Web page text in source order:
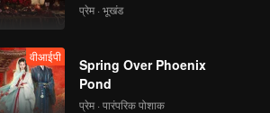
प्रेम · भूखंड
वीआईपी
Spring Over Phoenix
Pond
प्रेम · पारंपरिक पोशाक